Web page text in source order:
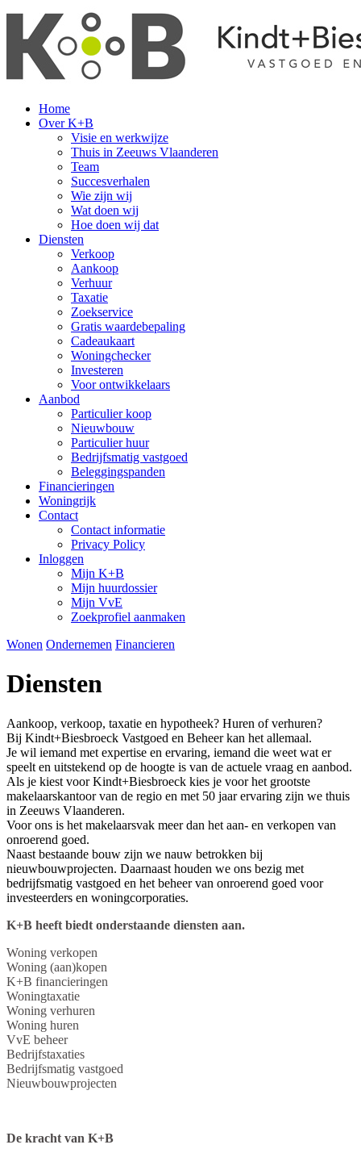
Home
Over K+B
Visie en werkwijze
Thuis in Zeeuws Vlaanderen
Team
Succesverhalen
Wie zijn wij
Wat doen wij
Hoe doen wij dat
Diensten
Verkoop
Aankoop
Verhuur
Taxatie
Zoekservice
Gratis waardebepaling
Cadeaukaart
Woningchecker
Investeren
Voor ontwikkelaars
Aanbod
Particulier koop
Nieuwbouw
Particulier huur
Bedrijfsmatig vastgoed
Beleggingspanden
Financieringen
Woningrijk
Contact
Contact informatie
Privacy Policy
Inloggen
Mijn K+B
Mijn huurdossier
Mijn VvE
Zoekprofiel aanmaken
Wonen Ondernemen Financieren
Diensten
Aankoop, verkoop, taxatie en hypotheek? Huren of verhuren?
Bij Kindt+Biesbroeck Vastgoed en Beheer kan het allemaal.
Je wil iemand met expertise en ervaring, iemand die weet wat er
speelt en uitstekend op de hoogte is van de actuele vraag en aanbod.
Als je kiest voor Kindt+Biesbroeck kies je voor het grootste
makelaarskantoor van de regio en met 50 jaar ervaring zijn we thuis
in Zeeuws Vlaanderen.
Voor ons is het makelaarsvak meer dan het aan- en verkopen van
onroerend goed.
Naast bestaande bouw zijn we nauw betrokken bij
nieuwbouwprojecten. Daarnaast houden we ons bezig met
bedrijfsmatig vastgoed en het beheer van onroerend goed voor
investeerders en woningcorporaties.
K+B heeft biedt onderstaande diensten aan.
Woning verkopen
Woning (aan)kopen
K+B financieringen
Woningtaxatie
Woning verhuren
Woning huren
VvE beheer
Bedrijfstaxaties
Bedrijfsmatig vastgoed
Nieuwbouwprojecten
De kracht van K+B